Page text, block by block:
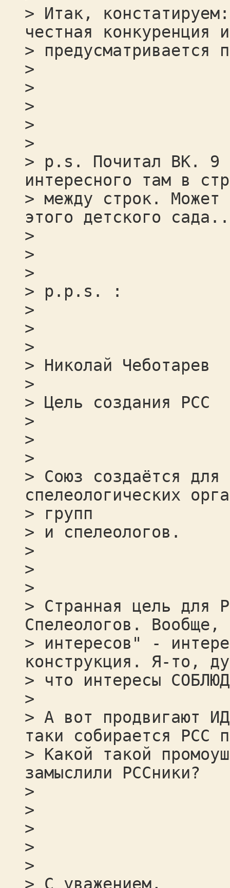
> Итак,
честная конкуренция
> предусматривается
>
>
>
>
>
> p.s. Почитал ВК. 9
интересного там в
> между строк. Может
этого детского
>
>
>
> p.p.s. :
>
>
>
> Николай Чеботарев
>
> Цель создания РСС
>
>
>
> Союз создаётся для
спелеологических
> групп
> и спелеологов.
>
>
>
> Странная цель для
Спелеологов. Вообще,
> интересов" -
конструкция. Я-то,
> что интересы
>
> А вот продвигают
таки собирается РСС
> Какой такой
замыслили РССники?
>
>
>
>
>
> С уважением,